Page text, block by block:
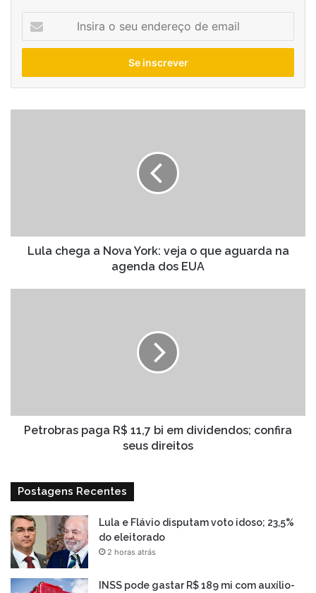
seu
de
email
aguarda
Lula chega a Nova York: veja o que aguarda na
agenda dos EUA
seus
direitos
Petrobras paga R$ 11,7 bi em dividendos; confira
seus direitos
Postagens Recentes
Lula e Flávio disputam voto idoso; 23,5%
do eleitorado
2 horas atrás
INSS pode gastar R$ 189 mi com auxílio-